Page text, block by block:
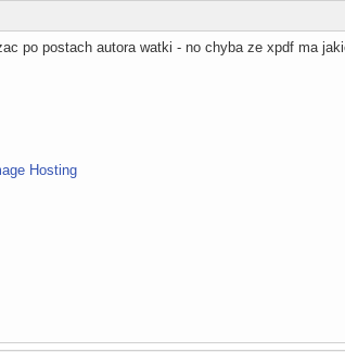
po postach autora watki - no chyba ze xpdf ma
Hosting